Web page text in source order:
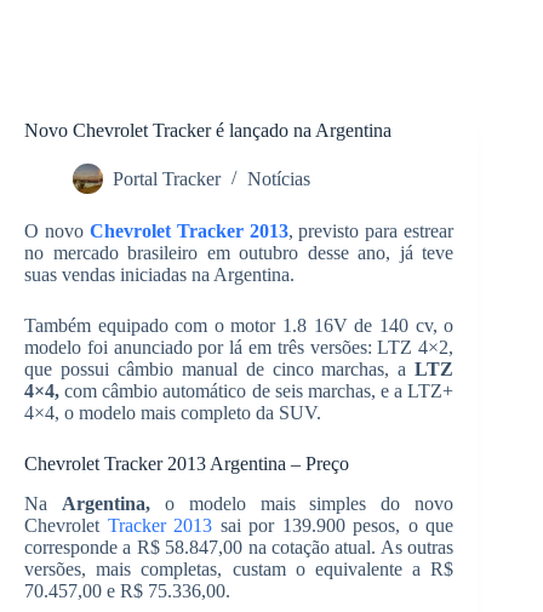
Novo Chevrolet Tracker é lançado na Argentina
Portal Tracker Notícias
O novo Chevrolet Tracker 2013, previsto para estrear
no mercado brasileiro em outubro desse ano, já teve
suas vendas iniciadas na Argentina.
Também equipado com o motor 1.8 16V de 140 cv, o
modelo foi anunciado por lá em três versões: LTZ 4×2,
que possui câmbio manual de cinco marchas, aLTZ
4×4, com câmbio automático de seis marchas, e a LTZ+
4×4, o modelo mais completo da SUV.
Chevrolet Tracker 2013 Argentina – Preço
Na Argentina,o modelo mais simples do novo
Chevrolet Tracker 2013 sai por 139.900 pesos, o que
corresponde a R$ 58.847,00 na cotação atual. As outras
versões, mais completas, custam o equivalente a R$
70.457,00 e R$ 75.336,00.